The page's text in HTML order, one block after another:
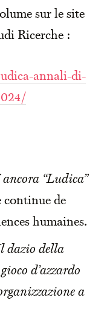
sur le site
Ricerche :
annali-di-
ancora “Ludica”
continue de
humaines.
dazio della
d’azzardo
a